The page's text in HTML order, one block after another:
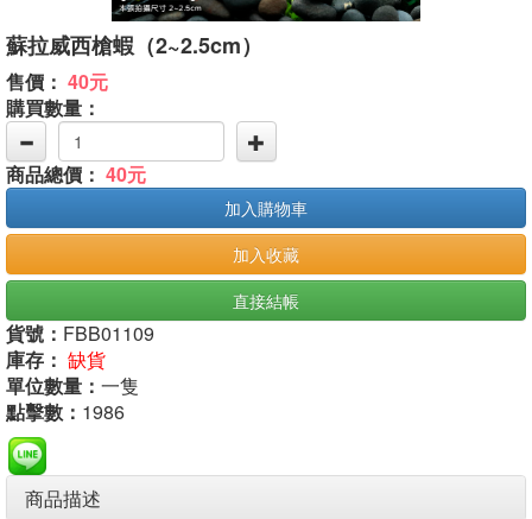
蘇拉威西槍蝦（2~2.5cm）
售價： 40元
購買數量：
商品總價： 40元
加入購物車
加入收藏
直接結帳
貨號： FBB01109
庫存： 缺貨
單位數量： 一隻
點擊數： 1986
商品描述